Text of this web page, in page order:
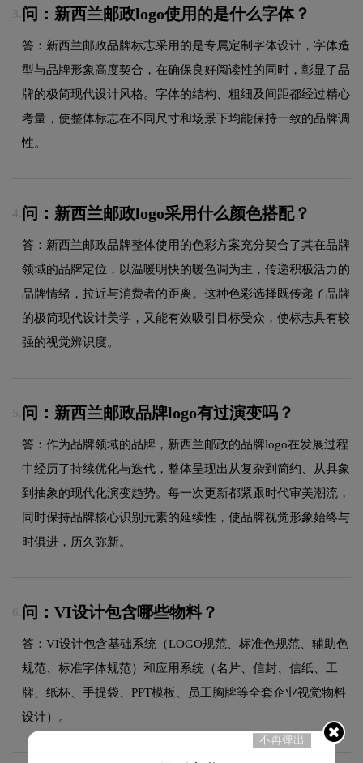
3. 问：新西兰邮政logo使用的是什么字体？
答：新西兰邮政品牌标志采用的是专属定制字体设计，字体造
型与品牌形象高度契合，在确保良好阅读性的同时，彰显了品
牌的极简现代设计风格。字体的结构、粗细及间距都经过精心
考量，使整体标志在不同尺寸和场景下均能保持一致的品牌调
性。
4. 问：新西兰邮政logo采用什么颜色搭配？
答：新西兰邮政品牌整体使用的色彩方案充分契合了其在品牌
领域的品牌定位，以温暖明快的暖色调为主，传递积极活力的
品牌情绪，拉近与消费者的距离。这种色彩选择既传递了品牌
的极简现代设计美学，又能有效吸引目标受众，使标志具有较
强的视觉辨识度。
5. 问：新西兰邮政品牌logo有过演变吗？
答：作为品牌领域的品牌，新西兰邮政的品牌logo在发展过程
中经历了持续优化与迭代，整体呈现出从复杂到简约、从具象
到抽象的现代化演变趋势。每一次更新都紧跟时代审美潮流，
同时保持品牌核心识别元素的延续性，使品牌视觉形象始终与
时俱进，历久弥新。
6. 问：VI设计包含哪些物料？
答：VI设计包含基础系统（LOGO规范、标准色规范、辅助色
规范、标准字体规范）和应用系统（名片、信封、信纸、工
牌、纸杯、手提袋、PPT模板、员工胸牌等全套企业视觉物料
设计）。
不再弹出